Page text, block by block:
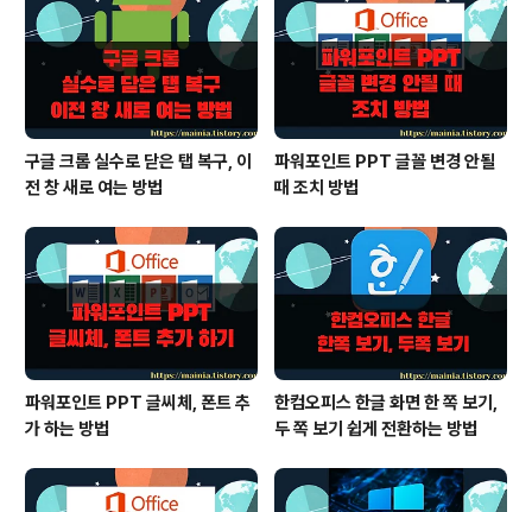
구글 크롬 실수로 닫은 탭 복구, 이
전 창 새로 여는 방법
파워포인트 PPT 글꼴 변경 안될
때 조치 방법
파워포인트 PPT 글씨체, 폰트 추
가 하는 방법
한컴오피스 한글 화면 한 쪽 보기,
두 쪽 보기 쉽게 전환하는 방법